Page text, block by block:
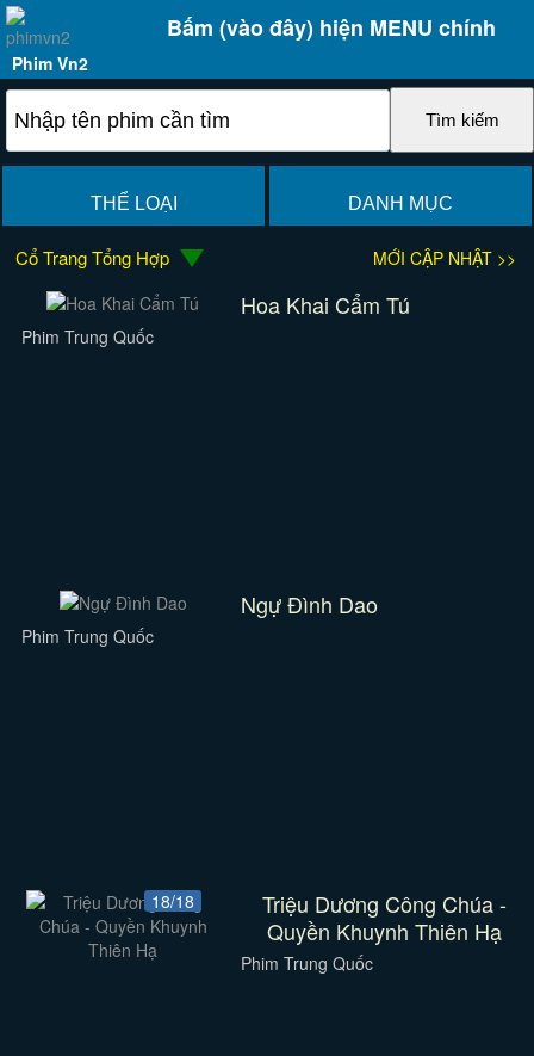
Bấm (vào đây) hiện MENU chính
Phim Vn2
THỂ LOẠI DANH MỤC
Cổ Trang Tổng Hợp MỚI CẬP NHẬT >>
Hoa Khai Cẩm Tú
Phim Trung Quốc
Ngự Đình Dao
Phim Trung Quốc
18/18
Triệu Dương Công Chúa -
Quyền Khuynh Thiên Hạ
Phim Trung Quốc